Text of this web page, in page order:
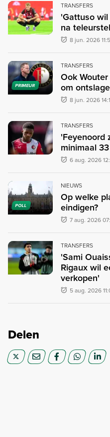
TRANSFERS
'Gattuso
na
8 jun. 2026
PRIMEUR
TRANSFERS
Ook
om
8 jun. 2026
TRANSFERS
'Feyenoord
minimaal
6 aug. 2026
POLL
NIEUWS
Op welke
eindigen?
7 aug. 2026
TRANSFERS
'Sami
Rigaux wil
verkopen'
5 aug. 2026
Delen